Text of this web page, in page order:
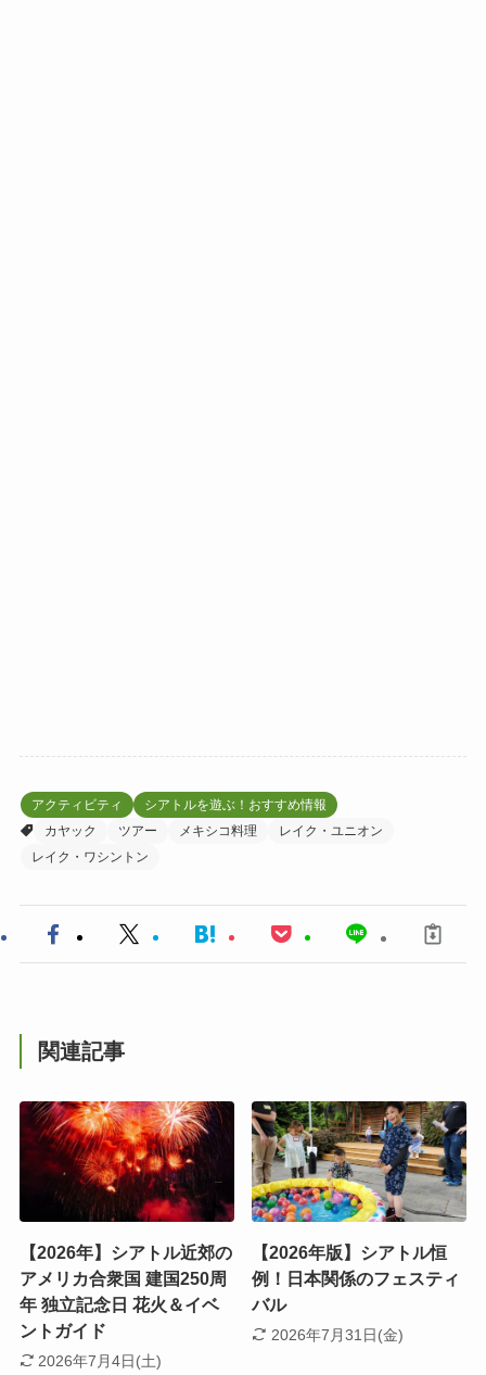
アクティビティ
シアトルを遊ぶ！おすすめ情報
カヤック
ツアー メキシコ料理
レイク・ユニオン
レイク・ワシントン
関連記事
【2026年】シアトル近郊の
アメリカ合衆国 建国250周
年 独立記念日 花火＆イベ
ントガイド
2026年7月4日(土)
【2026年版】シアトル恒
例！日本関係のフェスティ
バル
2026年7月31日(金)